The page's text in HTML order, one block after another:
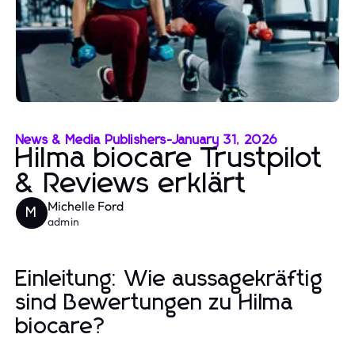
News & Media Publishers-January 31, 2026
Hilma biocare Trustpilot
& Reviews erklärt
M Michelle Ford
admin
Einleitung: Wie aussagekräftig
sind Bewertungen zu Hilma
biocare?